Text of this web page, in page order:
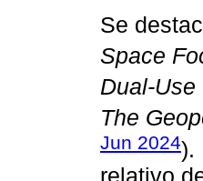
Se
Space
Dual-
The
Jun 2024).
relativo